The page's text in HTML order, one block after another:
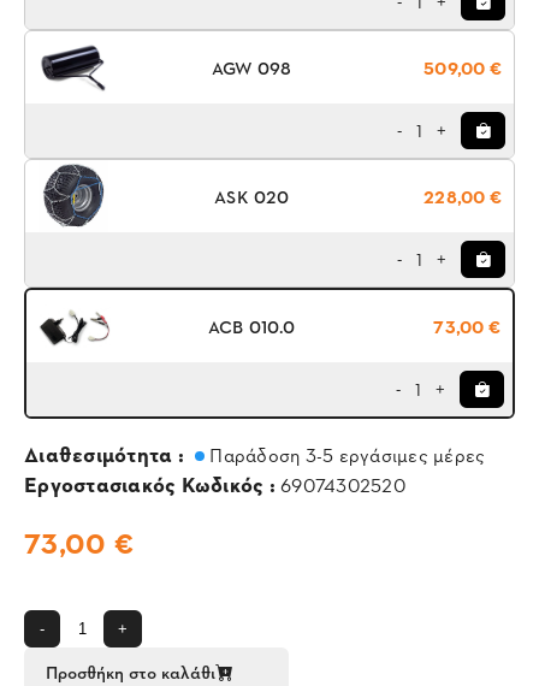
AGW 098 509,00 €
- 1 +
ASK 020 228,00 €
- 1 +
ACB 010.0 73,00 €
- 1 +
Διαθεσιμότητα : Παράδοση 3-5 εργάσιμες μέρες
Εργοστασιακός Κωδικός : 69074302520
73,00 €
- +
Προσθήκη στο καλάθι